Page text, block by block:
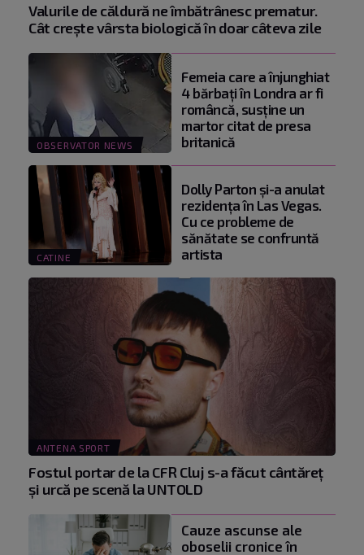
Valurile de căldură ne îmbătrânesc prematur.
Cât crește vârsta biologică în doar câteva zile
OBSERVATOR NEWS
Femeia care a înjunghiat
4 bărbați în Londra ar fi
româncă, susţine un
martor citat de presa
britanică
CATINE
Dolly Parton și-a anulat
rezidența în Las Vegas.
Cu ce probleme de
sănătate se confruntă
artista
ANTENA SPORT
Fostul portar de la CFR Cluj s-a făcut cântăreţ
şi urcă pe scenă la UNTOLD
Cauze ascunse ale
oboselii cronice în